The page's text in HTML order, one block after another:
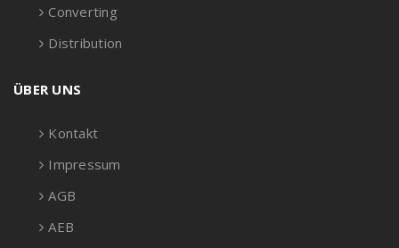
Converting
Distribution
ÜBER UNS
Kontakt
Impressum
AGB
AEB